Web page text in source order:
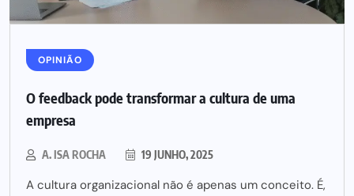
OPINIÃO
O feedback pode transformar a cultura de uma
empresa
A. ISA ROCHA 19 JUNHO, 2025
A cultura organizacional não é apenas um conceito. É,